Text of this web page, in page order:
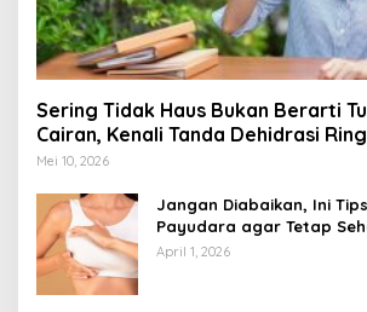
Sering Tidak Haus Bukan Berarti
Cairan, Kenali Tanda Dehidrasi
Mei 10, 2026
Jangan Diabaikan, Ini
Payudara agar Tetap
dari Risiko Penyakit
April 1, 2026